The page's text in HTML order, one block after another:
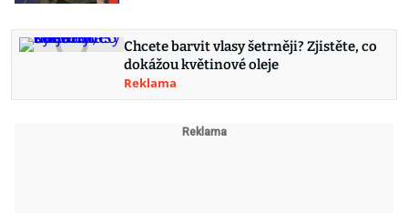
Chcete barvit vlasy šetrněji? Zjistěte, co
dokážou květinové oleje
Reklama